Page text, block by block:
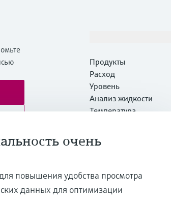
Продукты
Расход
Уровень
Анализ жидкости
Температура
Системные
регистраторы
Оптический метод
Программные
Рекомендуемые
ы
Онлайн-инструменты
очень
повышения удобства просмотра
данных для оптимизации